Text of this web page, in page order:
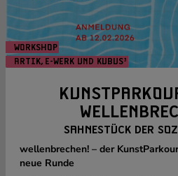
WORKSHOP
ARTIK, E-WERK UND KUBUS³
SAHNESTÜCK DER
wellenbrechen! – der
neue Runde